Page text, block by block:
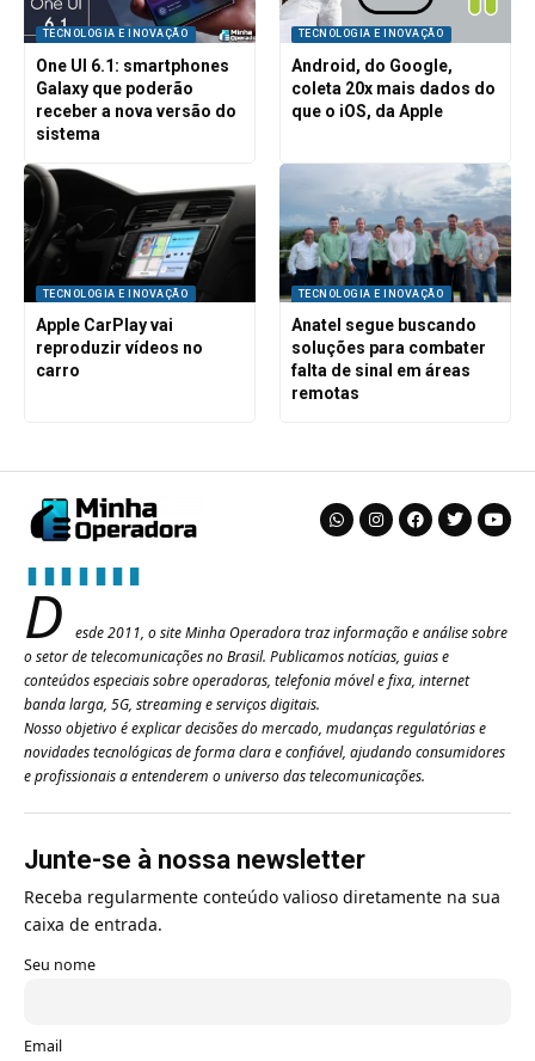
TECNOLOGIA E INOVAÇÃO
One UI 6.1: smartphones
Galaxy que poderão
receber a nova versão do
sistema
TECNOLOGIA E INOVAÇÃO
Android, do Google,
coleta 20x mais dados do
que o iOS, da Apple
TECNOLOGIA E INOVAÇÃO
Apple CarPlay vai
reproduzir vídeos no
carro
TECNOLOGIA E INOVAÇÃO
Anatel segue buscando
soluções para combater
falta de sinal em áreas
remotas
D
esde 2011, o site Minha Operadora traz informação e análise sobre
o setor de telecomunicações no Brasil. Publicamos notícias, guias e
conteúdos especiais sobre operadoras, telefonia móvel e fixa, internet
banda larga, 5G, streaming e serviços digitais.
Nosso objetivo é explicar decisões do mercado, mudanças regulatórias e
novidades tecnológicas de forma clara e confiável, ajudando consumidores
e profissionais a entenderem o universo das telecomunicações.
Junte-se à nossa newsletter
Receba regularmente conteúdo valioso diretamente na sua
caixa de entrada.
Seu nome
Email